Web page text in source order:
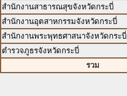
สำนักงานสาธารณสุขจังหวัดกระบี่
สำนักงานอุตสาหกรรมจังหวัดกระบี่
สำนักงานพระพุทธศาสนาจังหวัดกระบี่
ตำรวจภูธรจังหวัดกระบี่
รวม